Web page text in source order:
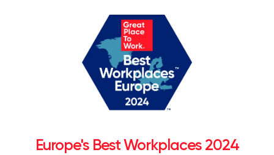
Europe's Best Workplaces 2024